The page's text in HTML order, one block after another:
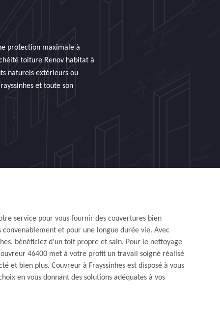
protection maximale à
toiture Renov habitat à
naturels extérieurs ou
et toute son
service pour vous fournir des couvertures bien
et pour une longue durée vie. Avec
bénéficiez d’un toit propre et sain. Pour le nettoyage
46400 met à votre profit un travail soigné réalisé
et bien plus. Couvreur à Frayssinhes est disposé à vous
en vous donnant des solutions adéquates à vos